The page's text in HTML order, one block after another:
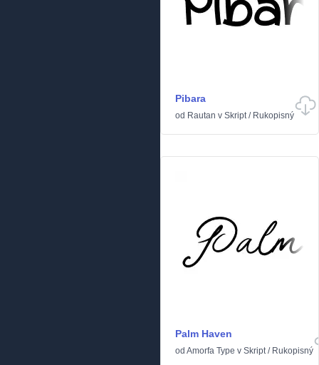
Pibara
od Rautan v Skript/ Rukopisný
Palm Haven
od Amorfa Type v Skript/ Rukopisný